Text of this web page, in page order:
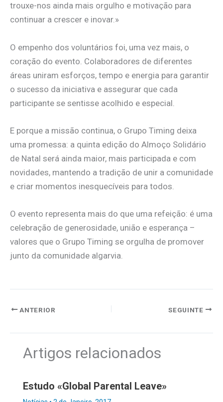
trouxe-nos ainda mais orgulho e motivação para
continuar a crescer e inovar.»
O empenho dos voluntários foi, uma vez mais, o
coração do evento. Colaboradores de diferentes
áreas uniram esforços, tempo e energia para garantir
o sucesso da iniciativa e assegurar que cada
participante se sentisse acolhido e especial.
E porque a missão continua, o Grupo Timing deixa
uma promessa: a quinta edição do Almoço Solidário
de Natal será ainda maior, mais participada e com
novidades, mantendo a tradição de unir a comunidade
e criar momentos inesquecíveis para todos.
O evento representa mais do que uma refeição: é uma
celebração de generosidade, união e esperança –
valores que o Grupo Timing se orgulha de promover
junto da comunidade algarvia.
ANTERIOR SEGUINTE
Artigos relacionados
Estudo «Global Parental Leave»